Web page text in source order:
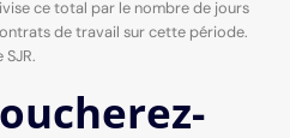
ce total par le nombre de jours
de travail sur cette période.